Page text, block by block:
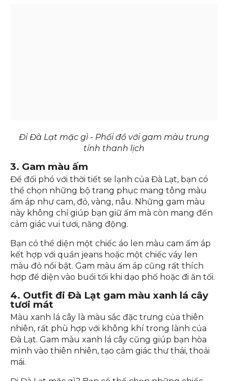
Đi Đà Lạt mặc gì - Phối đồ với gam màu trung
tính thanh lịch
3. Gam màu ấm
Để đối phó với thời tiết se lạnh của Đà Lạt, bạn có
thể chọn những bộ trang phục mang tông màu
ấm áp như cam, đỏ, vàng, nâu. Những gam màu
này không chỉ giúp bạn giữ ấm mà còn mang đến
cảm giác vui tươi, năng động.
Bạn có thể diện một chiếc áo len màu cam ấm áp
kết hợp với quần jeans hoặc một chiếc váy len
màu đỏ nổi bật. Gam màu ấm áp cũng rất thích
hợp để diện vào buổi tối khi dạo phố hoặc đi ăn tối.
4. Outfit đi Đà Lạt gam màu xanh lá cây
tươi mát
Màu xanh lá cây là màu sắc đặc trưng của thiên
nhiên, rất phù hợp với không khí trong lành của
Đà Lạt. Gam màu xanh lá cây cũng giúp bạn hòa
mình vào thiên nhiên, tạo cảm giác thư thái, thoải
mái.